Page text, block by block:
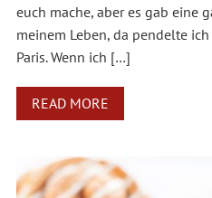
euch mache, aber es gab eine
meinem Leben, da pendelte
Paris. Wenn ich […]
READ MORE